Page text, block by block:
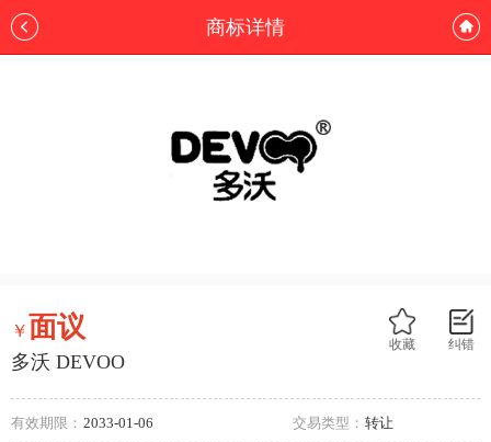
商标详情
纠错
收藏
￥面议
多沃 DEVOO
有效期限： 2033-01-06 交易类型： 转让